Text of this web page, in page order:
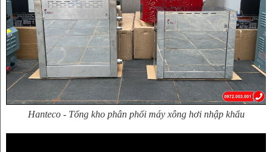
Hanteco - Tổng kho phân phối máy xông hơi nhập khẩu